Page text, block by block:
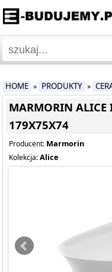
HOME » PRODUKTY »
MARMORIN ALICE
179X75X74
Producent: Marmorin
Kolekcja:Alice